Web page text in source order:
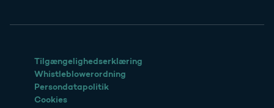
Tilgængelighedserklæring
Whistleblowerordning
Persondatapolitik
Cookies